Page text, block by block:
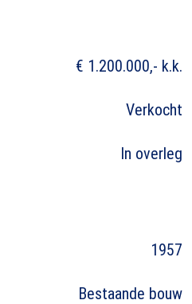
€ 1.200.000,- k.k.
Verkocht
In overleg
1957
Bestaande bouw